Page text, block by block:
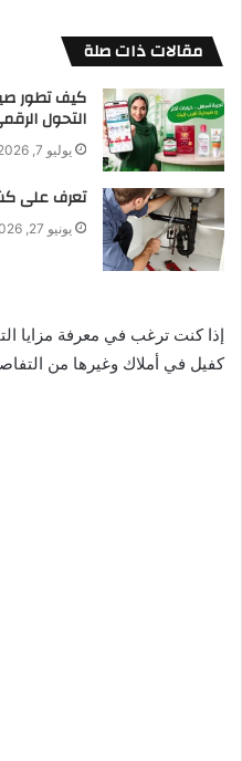
مقالات ذات صلة
كيف تطور
التحول
يوليو 7, 2026
تعرف على
يونيو 27, 2026
إذا كنت ترغب في معرفة مزايا
كفيل في أملاك وغيرها من